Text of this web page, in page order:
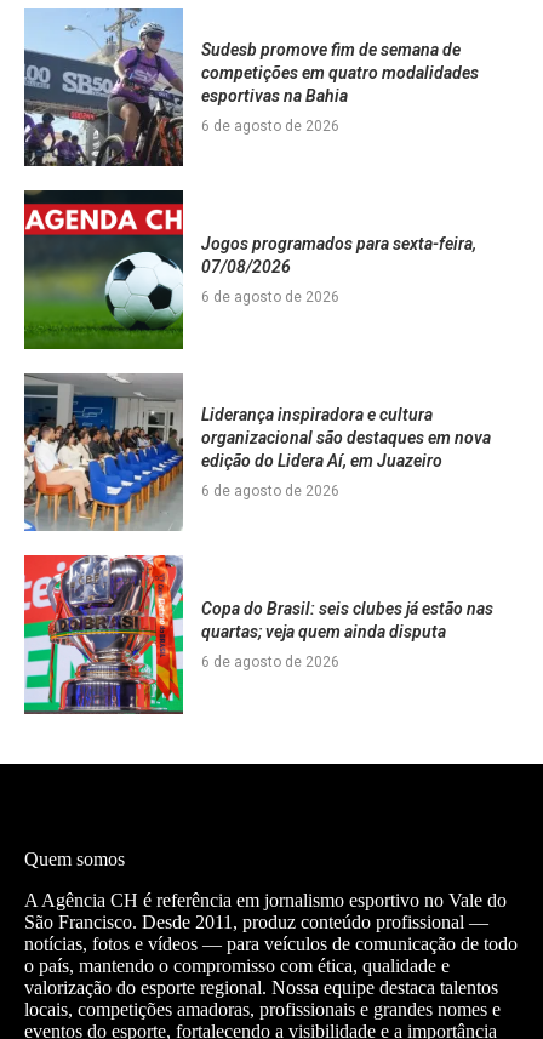
Sudesb promove fim de semana de
competições em quatro modalidades
esportivas na Bahia
6 de agosto de 2026
Jogos programados para sexta-feira,
07/08/2026
6 de agosto de 2026
Liderança inspiradora e cultura
organizacional são destaques em nova
edição do Lidera Aí, em Juazeiro
6 de agosto de 2026
Copa do Brasil: seis clubes já estão nas
quartas; veja quem ainda disputa
6 de agosto de 2026
Quem somos
A Agência CH é referência em jornalismo esportivo no Vale do
São Francisco. Desde 2011, produz conteúdo profissional —
notícias, fotos e vídeos — para veículos de comunicação de todo
o país, mantendo o compromisso com ética, qualidade e
valorização do esporte regional. Nossa equipe destaca talentos
locais, competições amadoras, profissionais e grandes nomes e
eventos do esporte, fortalecendo a visibilidade e a importância